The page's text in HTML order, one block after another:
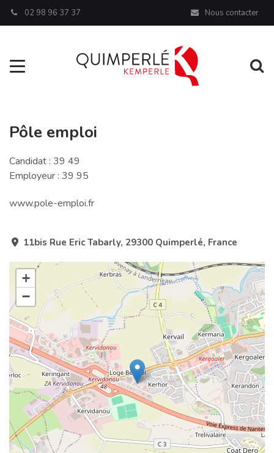
02 98 96 37 37 Nous contacter
Aller à la navigation
Pôle emploi
Candidat : 39 49
Employeur : 39 95
www.pole-emploi.fr
11bis Rue Eric Tabarly, 29300 Quimperlé, France
+
−